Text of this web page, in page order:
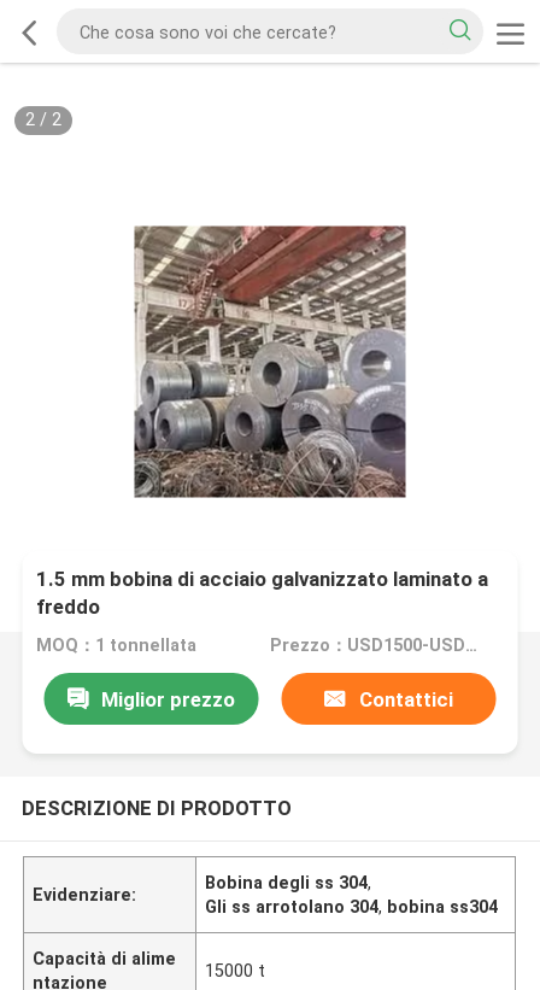
2/ 2
1.5 mm bobina di acciaio galvanizzato laminato a
freddo
MOQ：1 tonnellata Prezzo：USD1500-USD6000
Miglior prezzo Contattici
DESCRIZIONE DI PRODOTTO
Evidenziare:
Bobina degli ss 304,
Gli ss arrotolano 304, bobina ss304
Capacità di alime
ntazione
15000 t